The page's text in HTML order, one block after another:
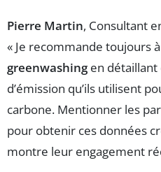
Pierre Martin, Consultant
« Je recommande toujours
greenwashingen détaillant
d’émission qu’ils utilisent
carbone. Mentionner les
pour obtenir ces données
montre leur engagement